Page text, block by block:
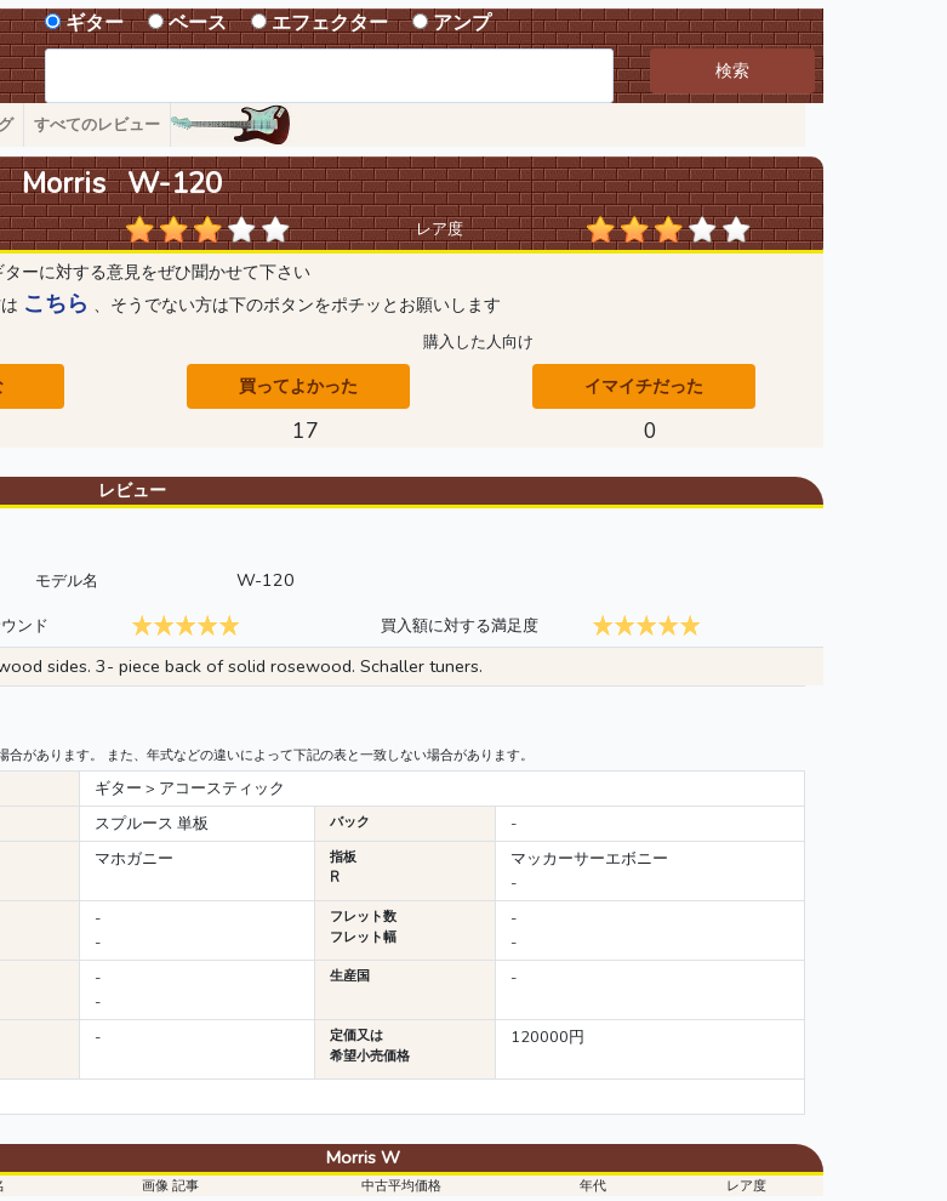
ギター ベース エフェクター アンプ
検索
すべてのレビュー
Morris W-120
レア度
ターに対する意見をぜひ聞かせて下さい
こちら 、そうでない方は下のボタンをポチッとお願いします
購入した人向け
買ってよかった
17
イマイチだった
0
レビュー
モデル名 W-120
ンド 買入額に対する満足度
sides. 3- piece back of solid rosewood. Schaller tuners.
があります。 また、年式などの違いによって下記の表と一致しない場合があります。
ギター > アコースティック
スプルース 単板 バック -
マホガニー
指板
R
マッカーサーエボニー
-
-
-
フレット数
フレット幅
-
-
-
-
生産国 -
-
定価又は
希望小売価格
120000円
Morris W
画像 記事 中古平均価格 年代 レア度